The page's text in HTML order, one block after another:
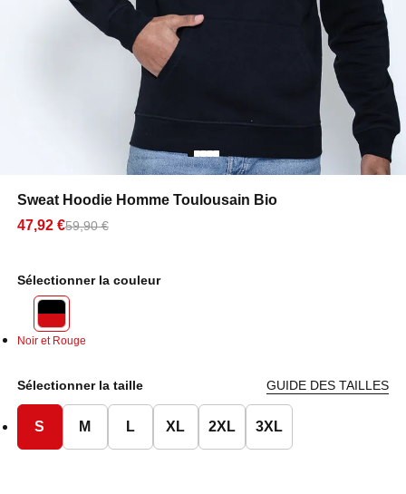
Sweat Hoodie Homme Toulousain Bio
47,92 €59,90 €
Sélectionner la couleur
Noir et Rouge
Sélectionner la taille GUIDE DES TAILLES
S M L XL 2XL 3XL